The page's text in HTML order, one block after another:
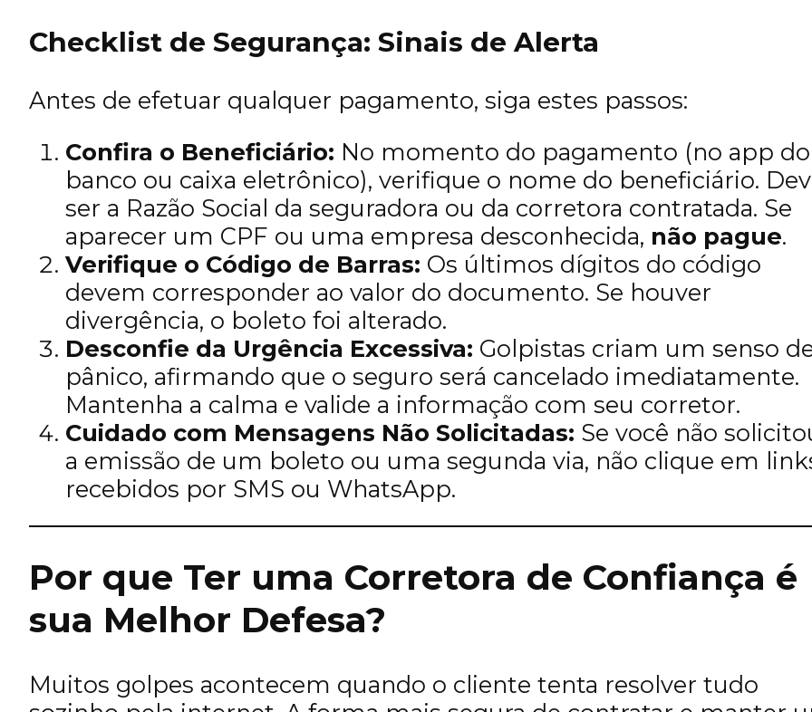
Checklist de Segurança: Sinais de Alerta
Antes de efetuar qualquer pagamento, siga estes passos:
Confira o Beneficiário: No momento do pagamento (no app do
banco ou caixa eletrônico), verifique o nome do beneficiário.
ser a Razão Social da seguradora ou da corretora contratada. Se
aparecer um CPF ou uma empresa desconhecida, não pague.
Verifique o Código de Barras: Os últimos dígitos do código
devem corresponder ao valor do documento. Se houver
divergência, o boleto foi alterado.
Desconfie da Urgência Excessiva: Golpistas criam um senso
pânico, afirmando que o seguro será cancelado imediatamente.
Mantenha a calma e valide a informação com seu corretor.
Cuidado com Mensagens Não Solicitadas: Se você não
a emissão de um boleto ou uma segunda via, não clique em
recebidos por SMS ou WhatsApp.
Por que Ter uma Corretora de Confiança é
sua Melhor Defesa?
Muitos golpes acontecem quando o cliente tenta resolver tudo